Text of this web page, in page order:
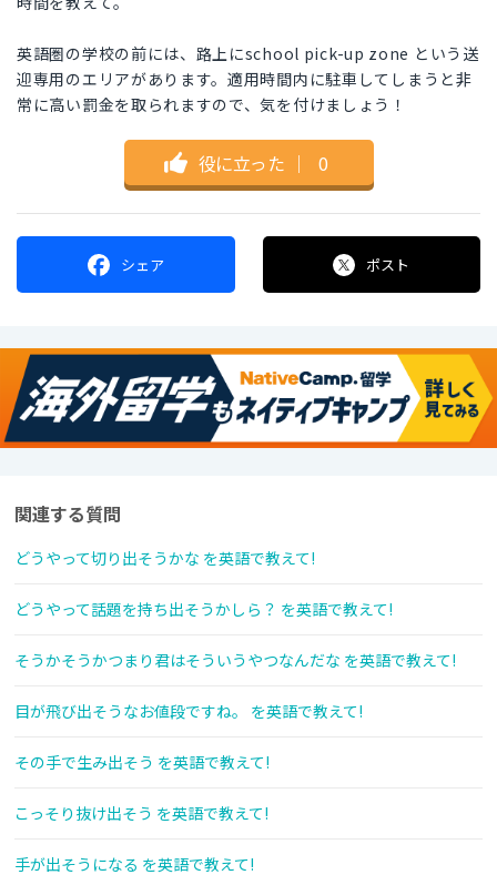
英語圏の学校の前には、路上にschool pick-up zone という送
迎専用のエリアがあります。適用時間内に駐車してしまうと非
常に高い罰金を取られますので、気を付けましょう！
役に立った ｜ 0
シェア ポスト
関連する質問
どうやって切り出そうかな を英語で教えて!
どうやって話題を持ち出そうかしら？ を英語で教えて!
そうかそうかつまり君はそういうやつなんだな を英語で教えて!
目が飛び出そうなお値段ですね。 を英語で教えて!
その手で生み出そう を英語で教えて!
こっそり抜け出そう を英語で教えて!
手が出そうになる を英語で教えて!